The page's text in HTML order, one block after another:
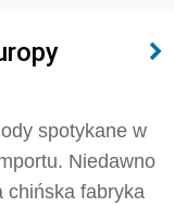
spotykane w
Niedawno
chińska fabryka